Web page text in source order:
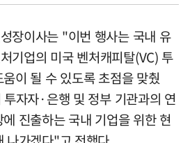
장이사는 "이번 행사는 국내 유
기업의 미국 벤처캐피탈(VC) 투
이 될 수 있도록 초점을 맞췄
자자·은행 및 정부 기관과의 연
진출하는 국내 기업을 위한 현